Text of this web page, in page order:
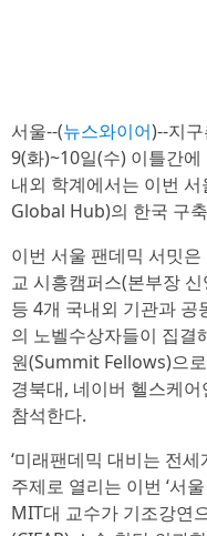
서울--(뉴스와이어)--지
9(화)~10일(수) 이틀간
내외 학계에서는 이번
Global Hub)의 한국 구
이번 서울 팬데믹 서밋
교 시흥캠퍼스(본부장
등 4개 국내외 기관과
의 노벨수상자들이 집결
원(Summit Fellows)으
경북대, 네이버 헬스케
참석한다.
‘미래팬데믹 대비는 전
주제로 열리는 이번 ‘서
MIT대 교수가 기조강연